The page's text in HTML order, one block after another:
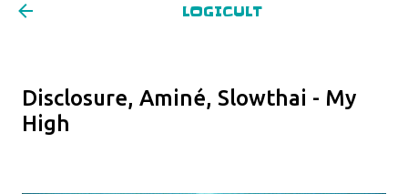
LOGICULT
Disclosure, Aminé, Slowthai - My
High